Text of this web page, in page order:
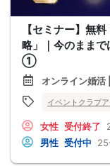
【セミナー】無
略」｜今のまま
①
オンライン婚
イベントクラブ
女性 受付終了
男性 受付中